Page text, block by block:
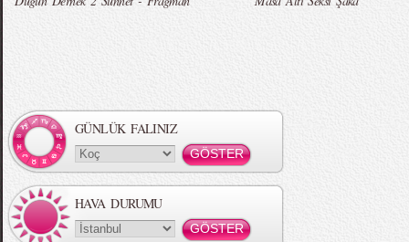
GÜNLÜK FALINIZ
HAVA DURUMU